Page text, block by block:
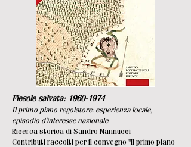
Fiesole salvata: 1960-1974
Il primo piano regolatore: esperienza locale,
episodio d'interesse nazionale
Ricerca storica di Sandro Nannucci
Contributi raccolti per il convegno "Il primo piano